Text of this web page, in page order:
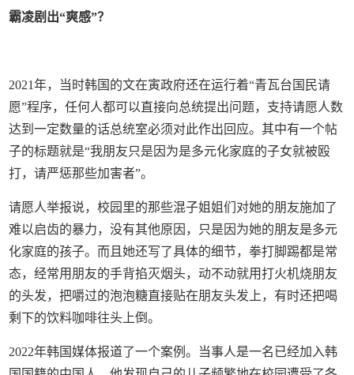
霸凌剧出“爽感”？
2021年，当时韩国的文在寅政府还在运行着“青瓦台国民请
愿”程序，任何人都可以直接向总统提出问题，支持请愿人数
达到一定数量的话总统室必须对此作出回应。其中有一个帖
子的标题就是“我朋友只是因为是多元化家庭的子女就被殴
打，请严惩那些加害者”。
请愿人举报说，校园里的那些混子姐姐们对她的朋友施加了
难以启齿的暴力，没有其他原因，只是因为她的朋友是多元
化家庭的孩子。而且她还写了具体的细节，拳打脚踢都是常
态，经常用朋友的手背掐灭烟头，动不动就用打火机烧朋友
的头发，把嚼过的泡泡糖直接贴在朋友头发上，有时还把喝
剩下的饮料咖啡往头上倒。
2022年韩国媒体报道了一个案例。当事人是一名已经加入韩